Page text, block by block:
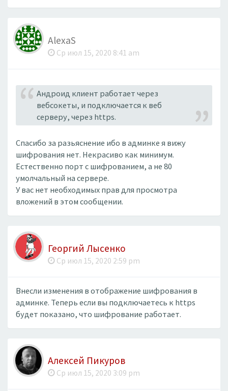
AlexaS
Ср июл 15, 2020 8:41 am
Андроид клиент работает через
вебсокеты, и подключается к веб
серверу, через https.
Спасибо за разьяснение ибо в админке я вижу
шифрования нет. Некрасиво как минимум.
Естественно порт с шифрованием, а не 80
умолчальный на сервере.
У вас нет необходимых прав для просмотра
вложений в этом сообщении.
Георгий Лысенко
Ср июл 15, 2020 2:59 pm
Внесли изменения в отображение шифрования в
админке. Теперь если вы подключаетесь к https
будет показано, что шифрование работает.
Алексей Пикуров
Ср июл 15, 2020 3:09 pm